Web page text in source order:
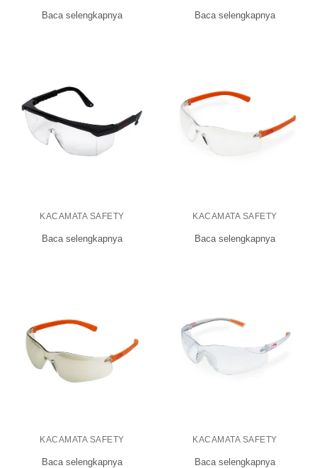
Baca selengkapnya Baca selengkapnya
KACAMATA SAFETY
Baca selengkapnya
KACAMATA SAFETY
Baca selengkapnya
KACAMATA SAFETY
Baca selengkapnya
KACAMATA SAFETY
Baca selengkapnya